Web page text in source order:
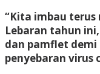
“Kita imbau
Lebaran tahun
dan pamflet
penyebaran virus